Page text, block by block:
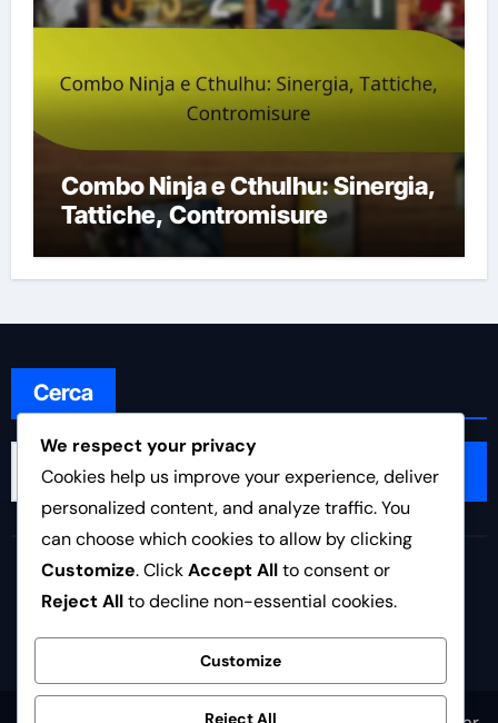
Combo Ninja e Cthulhu: Sinergia,
Tattiche, Contromisure
Cerca
Search
asdpinetocalcio.it
We respect your privacy
Cookies help us improve your experience, deliver
personalized content, and analyze traffic. You
can choose which cookies to allow by clicking
Customize. ClickAccept Allto consent or
Reject Allto decline non-essential cookies.
Customize